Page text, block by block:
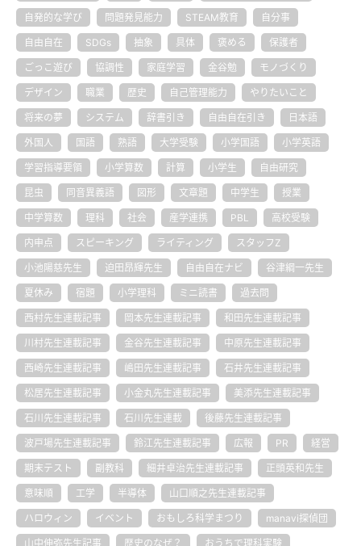
自発的な学び 問題発見能力 STEAM教育 自分事
自由自在 SDGs 抽象 具体 褒める 保護者
ごっこ遊び 協調性 家庭学習 金谷勉 モノづくり
デザイン 職業 歴史 自己管理能力 やりたいこと
将来の夢 システム 辞書引き 自由自在引き 日本語
外国人 国語 熟語 大学受験 小学国語 小学英語
学習指導要領 小学算数 計算 小学生 自由研究
昆虫 同音異義語 図形 文章題 中学生 授業
中学算数 理科 社会 産学連携 PBL 高校受験
内申点 スピーキング ライティング スタッフZ
小池陽慈先生 迫田昂輝先生 自由自在ナビ 谷津綱一先生
夏休み 宿題 小学理科 ミニ読書 過去問
西村先生連載記事 岡本先生連載記事 和田先生連載記事
川村先生連載記事 金谷先生連載記事 中原先生連載記事
西崎先生連載記事 嶋田先生連載記事 石井先生連載記事
松居先生連載記事 小金丸先生連載記事 美添先生連載記事
石川先生連載記事 石川先生連載 後藤先生連載記事
波戸場先生連載記事 鈴江先生連載記事 広報 PR 経営
期末テスト 副教科 細井卓治先生連載記事 正頭英和先生
意味順 工学 半導体 山口順之先生連載記事
ハロウィン イベント おもしろ科学まつり manavi探偵団
山中伸弥先生記事 歴史のなぜ？ おうちで理科実験